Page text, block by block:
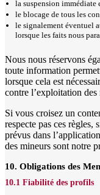
la suspension immédiate
le blocage de tous les
le signalement éventuel
lorsque les faits nous
Nous nous réservons
toute information
lorsque cela est
contre l’exploitation des
Si vous croisez un
respecte pas ces
prévus dans
des mineurs sont notre
10. Obligations des
10.1 Fiabilité des profils